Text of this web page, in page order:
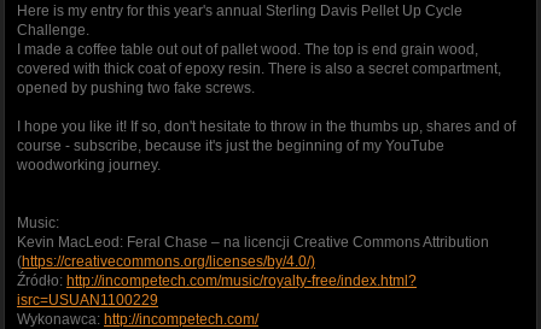
Here is my entry for this year's annual Sterling Davis Pellet Up Cycle
Challenge.
I made a coffee table out out of pallet wood. The top is end grain wood,
covered with thick coat of epoxy resin. There is also a secret compartment,
opened by pushing two fake screws.
I hope you like it! If so, don't hesitate to throw in the thumbs up, shares and of
course - subscribe, because it's just the beginning of my YouTube
woodworking journey.
Music:
Kevin MacLeod: Feral Chase – na licencji Creative Commons Attribution
(https://creativecommons.org/licenses/by/4.0/)
Źródło: http://incompetech.com/music/royalty-free/index.html?
isrc=USUAN1100229
Wykonawca: http://incompetech.com/